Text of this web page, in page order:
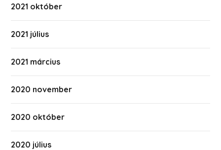
2021 október
2021 július
2021 március
2020 november
2020 október
2020 július